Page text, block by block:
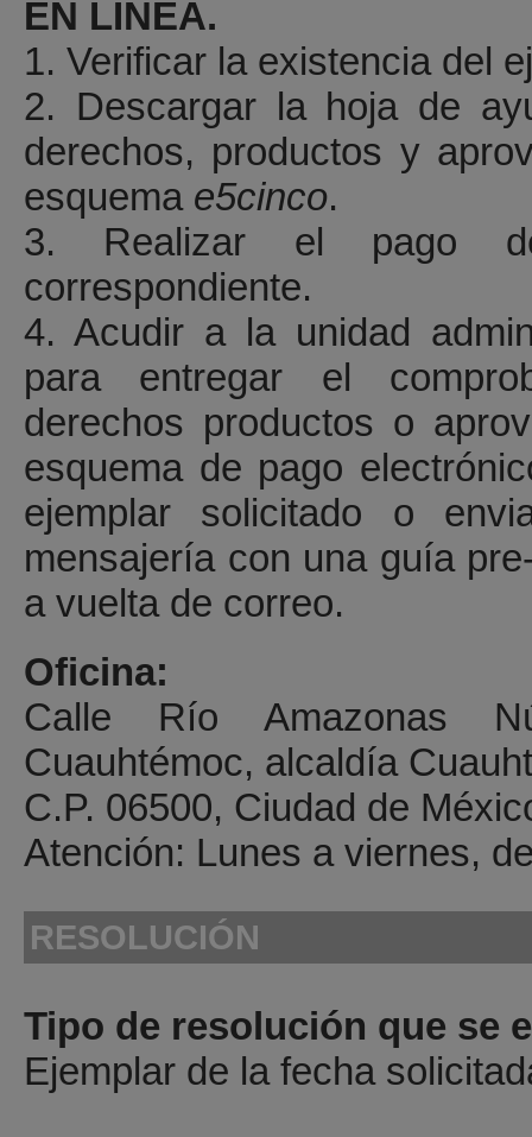
EN LÍNEA.
1. Verificar la existencia del
2. Descargar la hoja de
derechos, productos y
esquemae5cinco.
3. Realizar el pago del
correspondiente.
4. Acudir a la unidad
para entregar el
derechos productos o
esquema de pago
ejemplar solicitado o
mensajería con una guía
a vuelta de correo.
Oficina:
Calle Río Amazonas
Cuauhtémoc, alcaldía
C.P. 06500, Ciudad de
Atención: Lunes a viernes,
RESOLUCIÓN
Tipo de resolución que se
Ejemplar de la fecha